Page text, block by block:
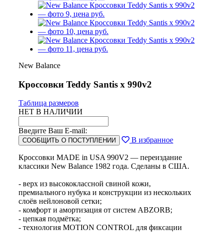
New Balance
Кроссовки Teddy Santis x 990v2
Таблица размеров
НЕТ В НАЛИЧИИ
Введите Ваш E-mail:
СООБЩИТЬ О ПОСТУПЛЕНИИ В избранное
Кроссовки MADE in USA 990V2 — переиздание
классики New Balance 1982 года. Сделаны в США.
- верх из высококлассной свиной кожи,
премиального нубука и конструкции из нескольких
слоёв нейлоновой сетки;
- комфорт и амортизация от систем ABZORB;
- цепкая подмётка;
- технология MOTION CONTROL для фиксации